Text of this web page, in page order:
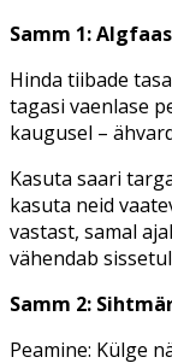
Samm 1: Algfaas
Hinda tiibade
tagasi vaenlase
kaugusel –
Kasuta saari
kasuta neid
vastast, samal
vähendab
Samm 2:
Peamine: Külge